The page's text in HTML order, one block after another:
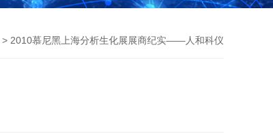
> 2010慕尼黑上海分析生化展展商纪实——人和科仪